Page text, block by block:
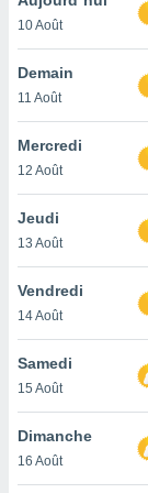
et
»,
au
vous
qu'ils
ou
le
ainsi
un
la
du
10 Août
Demain
11 Août
Mercredi
12 Août
Jeudi
13 Août
Vendredi
14 Août
Samedi
15 Août
Dimanche
16 Août